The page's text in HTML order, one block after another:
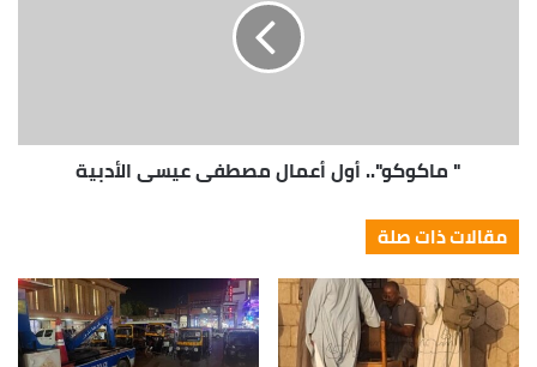
" ماكوكو".. أول أعمال مصطفي عيسي الأدبية
مقالات ذات صلة